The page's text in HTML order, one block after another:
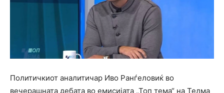
Политичкиот аналитичар Иво Ранѓеловиќ во
вечерашната дебата во емисијата „Топ тема“ на Телма